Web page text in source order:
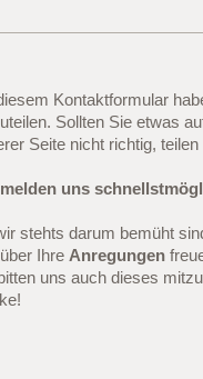
Kontaktformular
Sollten Sie etwas
Seite nicht richtig,
uns
stehts darum bemüht
Ihre Anregungen
uns auch dieses